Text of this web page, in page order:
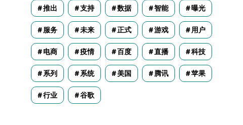
推出 支持 数据 智能 曝光
服务 未来 正式 游戏 用户
电商 疫情 百度 直播 科技
系列 系统 美国 腾讯 苹果
行业 谷歌